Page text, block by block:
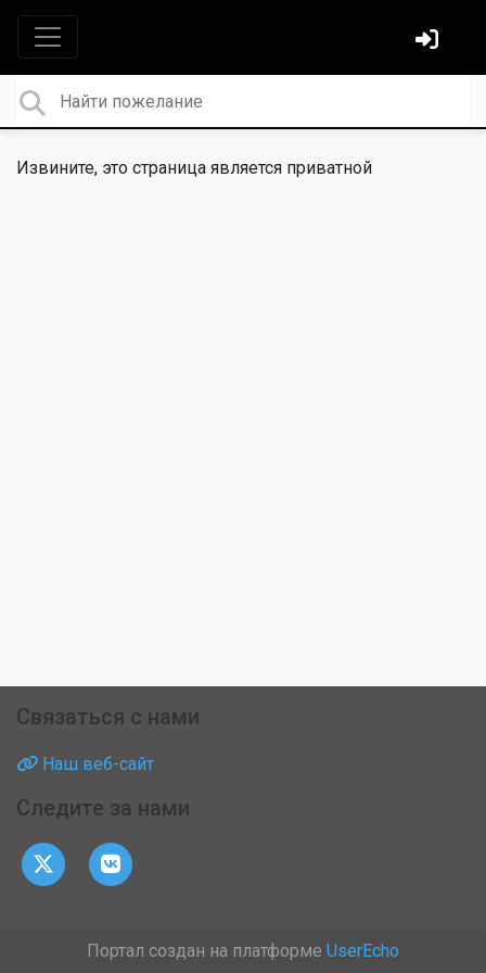
Извините, это страница является приватной
Связаться с нами
Наш веб-сайт
Следите за нами
Портал создан на платформе UserEcho